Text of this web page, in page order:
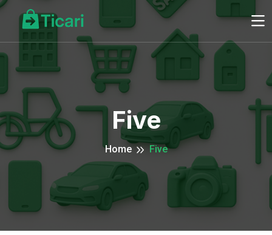
Five
Home Five